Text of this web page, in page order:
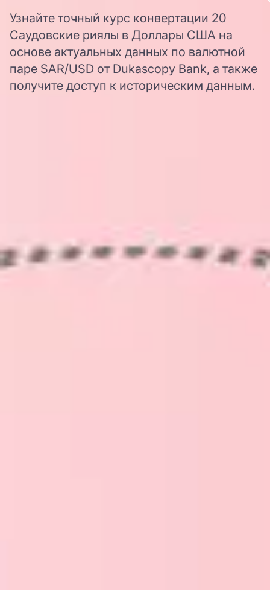
Узнайте точный курс конвертации 20
Саудовские риялы в Доллары США на
основе актуальных данных по валютной
паре SAR/USD от Dukascopy Bank, а также
получите доступ к историческим данным.